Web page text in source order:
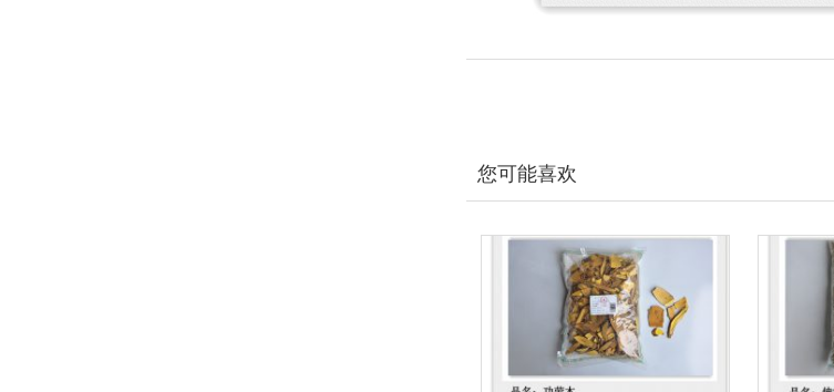
您可能喜欢